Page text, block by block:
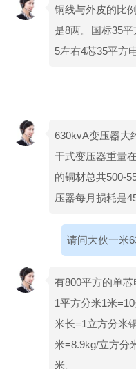
铜线与外皮的比
是8两。国标35
5左右4芯35平方
630kvA变压器大
干式变压器重量
的铜材总共500-
压器每月损耗是
请问大伙一米
有800平方的单
1平方分米1米
米长=1立方分米
米=8.9kg/立方分
米。